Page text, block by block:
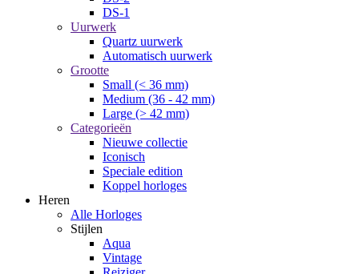
DS-1
Uurwerk
Quartz uurwerk
Automatisch uurwerk
Grootte
Small (< 36 mm)
Medium (36 - 42 mm)
Large (> 42 mm)
Categorieën
Nieuwe collectie
Iconisch
Speciale edition
Koppel horloges
Heren
Alle Horloges
Stijlen
Aqua
Vintage